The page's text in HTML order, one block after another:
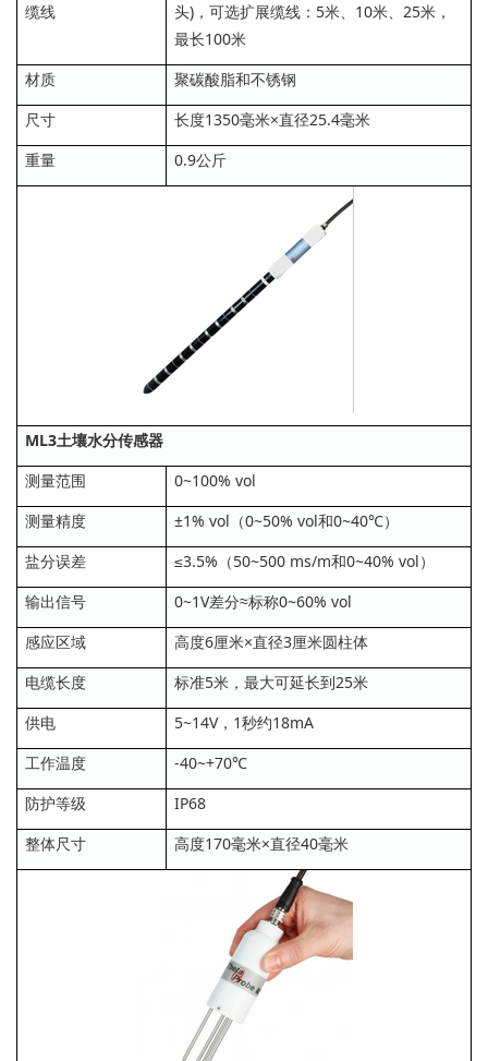
缆线
头)，可选扩展缆线：5米、10米、25米，
最长100米
材质
聚碳酸脂和不锈钢
尺寸
长度1350毫米×直径25.4毫米
重量
0.9公斤
ML3土壤水分传感器
测量范围
0~100% vol
测量精度
±1% vol（0~50% vol和0~40℃）
盐分误差
≤3.5%（50~500 ms/m和0~40% vol）
输出信号
0~1V差分≈标称0~60% vol
感应区域
高度6厘米×直径3厘米圆柱体
电缆长度
标准5米，最大可延长到25米
供电
5~14V，1秒约18mA
工作温度
-40~+70℃
防护等级
IP68
整体尺寸
高度170毫米×直径40毫米